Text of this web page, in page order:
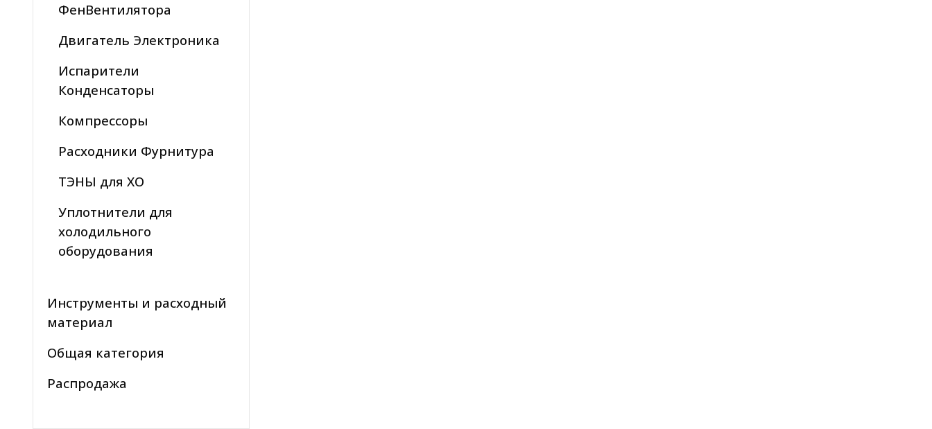
ФенВентилятора
Двигатель Электроника
Испарители
Конденсаторы
Компрессоры
Расходники Фурнитура
ТЭНЫ для ХО
Уплотнители для
холодильного
оборудования
Инструменты и расходный
материал
Общая категория
Распродажа